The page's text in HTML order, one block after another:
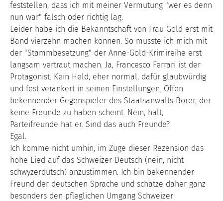
feststellen, dass ich mit meiner Vermutung "wer es denn
nun war" falsch oder richtig lag.
Leider habe ich die Bekanntschaft von Frau Gold erst mit
Band vierzehn machen können. So musste ich mich mit
der "Stammbesetzung" der Anne-Gold-Krimireihe erst
langsam vertraut machen. Ja, Francesco Ferrari ist der
Protagonist. Kein Held, eher normal, dafür glaubwürdig
und fest verankert in seinen Einstellungen. Offen
bekennender Gegenspieler des Staatsanwalts Borer, der
keine Freunde zu haben scheint. Nein, halt,
Parteifreunde hat er. Sind das auch Freunde?
Egal.
Ich komme nicht umhin, im Zuge dieser Rezension das
hohe Lied auf das Schweizer Deutsch (nein, nicht
schwyzerdütsch) anzustimmen. Ich bin bekennender
Freund der deutschen Sprache und schätze daher ganz
besonders den pfleglichen Umgang Schweizer